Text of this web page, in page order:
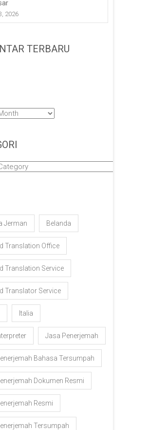
2026
TERBARU
Jerman Belanda
Translation Office
Translation Service
Translator Service
Italia
Jasa Penerjemah
Bahasa Tersumpah
Dokumen Resmi
Resmi
Tersumpah